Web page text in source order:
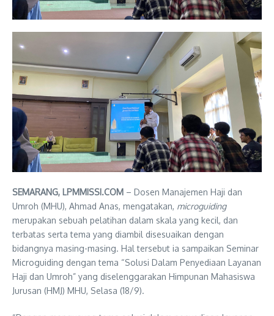
SEMARANG, LPMMISSI.COM – Dosen Manajemen Haji dan
Umroh (MHU), Ahmad Anas, mengatakan, microguiding
merupakan sebuah pelatihan dalam skala yang kecil, dan
terbatas serta tema yang diambil disesuaikan dengan
bidangnya masing-masing. Hal tersebut ia sampaikan Seminar
Microguiding dengan tema “Solusi Dalam Penyediaan Layanan
Haji dan Umroh” yang diselenggarakan Himpunan Mahasiswa
Jurusan (HMJ) MHU, Selasa (18/9).